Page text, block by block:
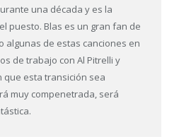
una década y es la
puesto. Blas es un gran fan de
algunas de estas canciones en
de trabajo con Al Pitrelli y
que esta transición sea
muy compenetrada, será